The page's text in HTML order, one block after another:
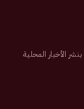
تم تأسيسها عام 2007م تهتم بنشر الأخبار المحلية